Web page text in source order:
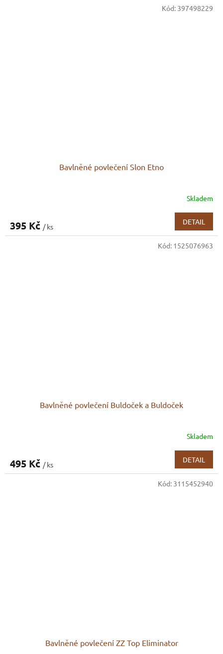
Bavlněné povlečení Slon Etno
Skladem
395 Kč / ks
DETAIL
Kód: 397498229
Bavlněné povlečení Buldoček a Buldoček
Skladem
495 Kč / ks
DETAIL
Kód: 1525076963
Bavlněné povlečení ZZ Top Eliminator
Kód: 3115452940